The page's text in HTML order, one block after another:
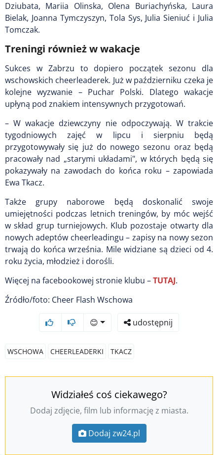
Dziubata, Mariia Olinska, Olena Buriachyńska, Laura
Bielak, Joanna Tymczyszyn, Tola Sys, Julia Sieniuć i Julia
Tomczak.
Treningi również w wakacje
Sukces w Zabrzu to dopiero początek sezonu dla
wschowskich cheerleaderek. Już w październiku czeka je
kolejne wyzwanie – Puchar Polski. Dlatego wakacje
upłyną pod znakiem intensywnych przygotowań.
– W wakacje dziewczyny nie odpoczywają. W trakcie
tygodniowych zajęć w lipcu i sierpniu będą
przygotowywały się już do nowego sezonu oraz będą
pracowały nad „starymi układami", w których będą się
pokazywały na zawodach do końca roku – zapowiada
Ewa Tkacz.
Także grupy naborowe będą doskonalić swoje
umiejętności podczas letnich treningów, by móc wejść
w skład grup turniejowych. Klub pozostaje otwarty dla
nowych adeptów cheerleadingu – zapisy na nowy sezon
trwają do końca września. Mile widziane są dzieci od 4.
roku życia, młodzież i dorośli.
Więcej na facebookowej stronie klubu –TUTAJ.
Źródło/foto: Cheer Flash Wschowa
😊 udostępnij
WSCHOWA CHEERLEADERKI TKACZ
Widziałeś coś ciekawego?
Dodaj zdjęcie, film lub informację z miasta.
Dodaj zw24.pl